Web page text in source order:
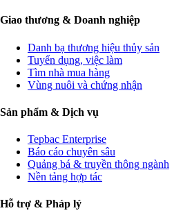
Giao thương & Doanh nghiệp
Danh bạ thương hiệu thủy sản
Tuyển dụng, việc làm
Tìm nhà mua hàng
Vùng nuôi và chứng nhận
Sản phẩm & Dịch vụ
Tepbac Enterprise
Báo cáo chuyên sâu
Quảng bá & truyền thông ngành
Nền tảng hợp tác
Hỗ trợ & Pháp lý